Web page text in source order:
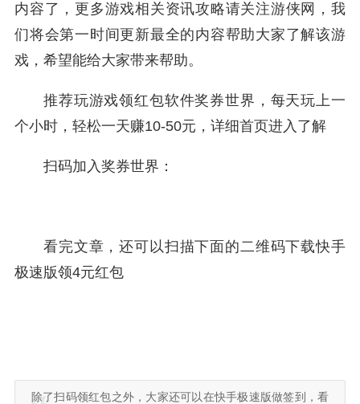
内容了，更多游戏相关资讯攻略请关注游侠网，我
们将会第一时间更新最全的内容帮助大家了解该游
戏，希望能给大家带来帮助。
推荐玩游戏领红包软件奖券世界，每天玩上一
个小时，轻松一天赚10-50元，详细首页进入了解
扫码加入奖券世界：
看完文章，还可以扫描下面的二维码下载快手
极速版领4元红包
除了扫码领红包之外，大家还可以在快手极速版做签到，看